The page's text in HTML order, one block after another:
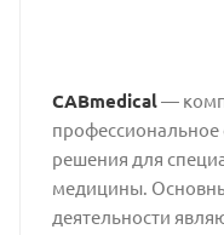
CABmedical—
решения для
медицины.
деятельности